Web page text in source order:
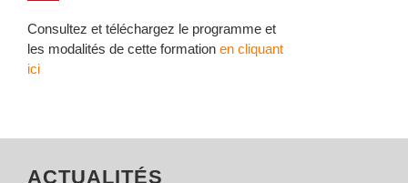
Consultez et téléchargez le programme et
les modalités de cette formation en cliquant
ici
ACTUALITÉS